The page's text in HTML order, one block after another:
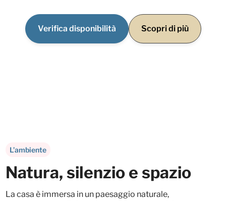
Verifica disponibilità Scopri di più
L’ambiente
Natura, silenzio e spazio
La casa è immersa in un paesaggio naturale,